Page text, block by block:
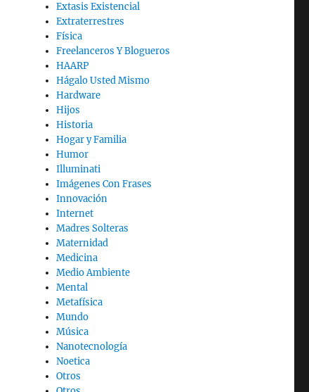
Extasis Existencial
Extraterrestres
Física
Freelanceros Y Blogueros
HAARP
Hágalo Usted Mismo
Hardware
Hijos
Historia
Hogar y Familia
Humor
Illuminati
Imágenes Con Frases
Innovación
Internet
Madres Solteras
Maternidad
Medicina
Medio Ambiente
Mental
Metafísica
Mundo
Música
Nanotecnología
Noetica
Otros